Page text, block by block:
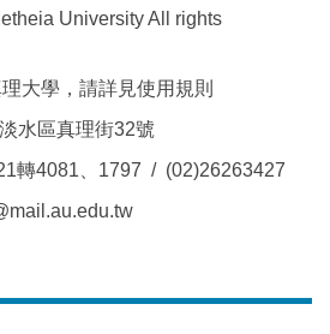
University All rights
大學，請詳見使用規則
水區真理街32號
轉4081、1797 / (02)26263427